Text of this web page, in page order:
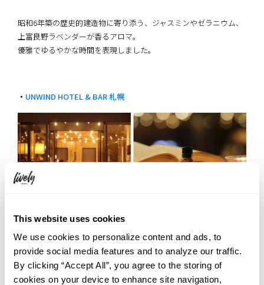
This website uses cookies
We use cookies to personalize content and ads, to
provide social media features and to analyze our traffic.
By clicking “Accept All”, you agree to the storing of
cookies on your device to enhance site navigation,
昭和6年築の歴史的建造物に寄り添う、ジャスミンやゼラニウム、
上富良野ラベンダーが香るアロマ。
優雅でゆるやかな時間を表現しました。
・ UNWIND HOTEL & BAR 札幌
ゆったりとした穏やかな安堵のひとときに広がる、薪を感じさせ
ウッディースパイスの香り。